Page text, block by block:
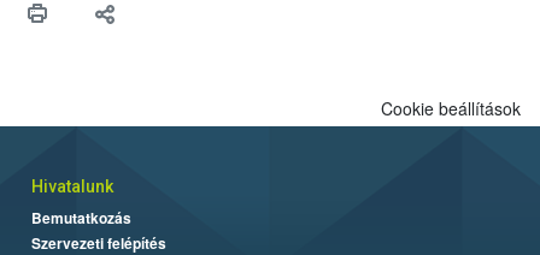
felhasználók számára is elérhető és ökológiai termesztésben is
Cookie beállítások
Hivatalunk
Bemutatkozás
Szervezeti felépítés